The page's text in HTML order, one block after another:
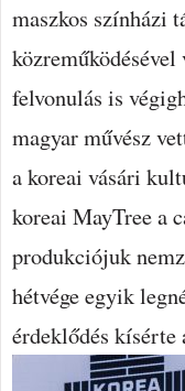
maszkos színházi
felvonulás is
magyar művész
a koreai vásári
koreai MayTree a
produkciójuk
hétvége egyik
érdeklődés